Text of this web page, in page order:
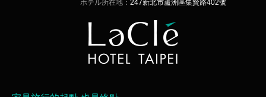
ホテル所在地： 247新北市蘆洲區集賢路402號